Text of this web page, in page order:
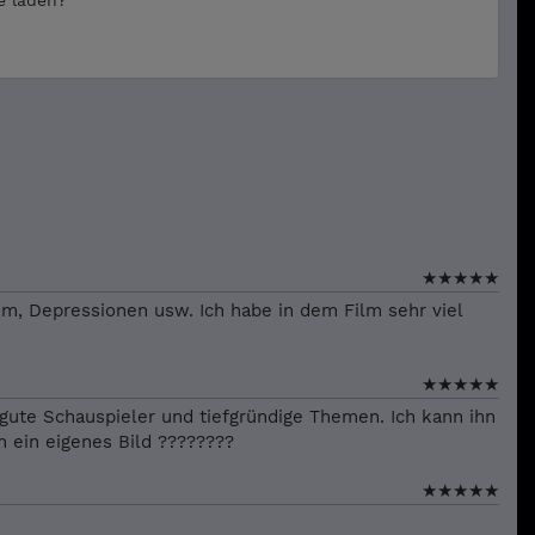
★★★★★
Depressionen usw. Ich habe in dem Film sehr viel
★★★★★
Schauspieler und tiefgründige Themen. Ich kann ihn
eigenes Bild ????????
★★★★★